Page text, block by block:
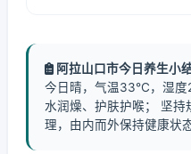
阿拉山口市今日养生小结
今日晴，气温33℃，湿度
水润燥、护肤护喉； 坚
理，由内而外保持健康状态